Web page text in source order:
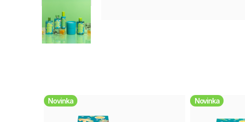
Novinka Novinka